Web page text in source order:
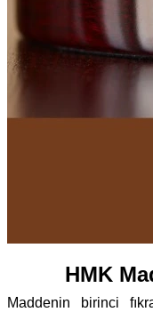
HMK
Maddenin birinci